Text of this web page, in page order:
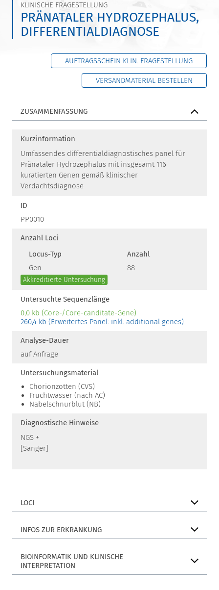
KLINISCHE FRAGESTELLUNG
PRÄNATALER HYDROZEPHALUS,
DIFFERENTIALDIAGNOSE
AUFTRAGSSCHEIN KLIN. FRAGESTELLUNG
VERSANDMATERIAL BESTELLEN
ZUSAMMENFASSUNG
Kurzinformation
Umfassendes differentialdiagnostisches panel für
Pränataler Hydrozephalus mit insgesamt 116
kuratierten Genen gemäß klinischer
Verdachtsdiagnose
ID
PP0010
Anzahl Loci
Locus-Typ
Anzahl
Gen
88
Akkreditierte Untersuchung
Untersuchte Sequenzlänge
0,0 kb (Core-/Core-canditate-Gene)
260,4 kb (Erweitertes Panel: inkl. additional genes)
Analyse-Dauer
auf Anfrage
Untersuchungsmaterial
Chorionzotten (CVS)
Fruchtwasser (nach AC)
Nabelschnurblut (NB)
Diagnostische Hinweise
NGS +
[Sanger]
LOCI
INFOS ZUR ERKRANKUNG
BIOINFORMATIK UND KLINISCHE
INTERPRETATION